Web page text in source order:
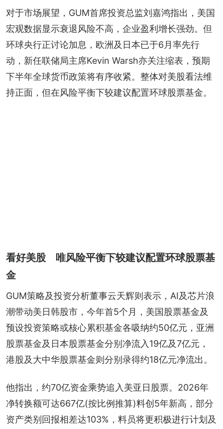
对于市场展望，GUM首席投资总监刘嘉鸿指出，美国
宏观数据显示衰退风险不高，企业盈利增长强劲。但
环球央行正讨论加息，欧洲及日本已于6月率先行
动，新任联储局主席Kevin Warsh亦关注缩表，预期
下半年全球货币政策将有序收紧。整体对美股看法维
持正面，但在风险平衡下较建议配置环球股票基金。
看好美股 唯风险平衡下较建议配置环球股票基
金
GUM策略及投资分析董事云天辉则表示，AI及芯片浪
潮带动美日韩股市，今年首5个月，美国股票基金及
预设投资策略或核心累积基金各吸纳约50亿元，亚洲
股票基金及日本股票基金分别净流入19亿及7亿元，
港股及大中华股票基金则分别录得约18亿元净流出。
他指出，约70亿资金乘势追入美亚日股票。2026年
净转换额可达667亿(按比例推算)料创5年新高，部分
资产类别回报相差达103%，料员将更积极进行计划及